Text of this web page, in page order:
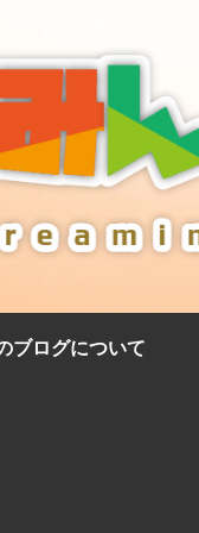
ブログについて